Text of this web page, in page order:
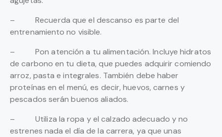
– Recuerda que el descanso es parte del
entrenamiento no visible.
– Pon atención a tu alimentación. Incluye hidratos
de carbono en tu dieta, que puedes adquirir comiendo
arroz, pasta e integrales. También debe haber
proteínas en el menú, es decir, huevos, carnes y
pescados serán buenos aliados.
– Utiliza la ropa y el calzado adecuado y no
estrenes nada el día de la carrera, ya que unas